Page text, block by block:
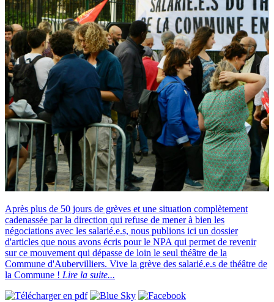
Après plus de 50 jours de grèves et une situation complètement
cadenassée par la direction qui refuse de mener à bien les
négociations avec les salarié.e.s, nous publions ici un dossier
d'articles que nous avons écris pour le NPA qui permet de revenir
sur ce mouvement qui dépasse de loin le seul théâtre de la
Commune d'Aubervilliers. Vive la grève des salarié.e.s de théâtre de
la Commune ! Lire la suite...